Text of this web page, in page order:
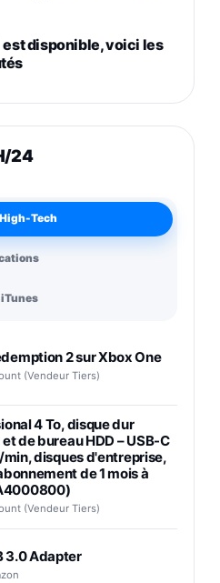
est disponible, voici les
24
Tech
2 sur Xbox One
(Vendeur Tiers)
4 To, disque dur
de bureau HDD – USB-C
min, disques d'entreprise,
de 1 mois à
(Vendeur Tiers)
3.0 Adapter